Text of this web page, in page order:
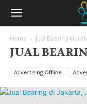
Home Jual Bearing Murah
JUAL
Advertising Offline